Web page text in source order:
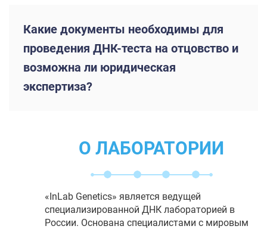
Какие документы необходимы для
проведения ДНК-теста на отцовство и
возможна ли юридическая
экспертиза?
О ЛАБОРАТОРИИ
«InLab Genetics» является ведущей
специализированной ДНК лабораторией в
России. Основана специалистами с мировым